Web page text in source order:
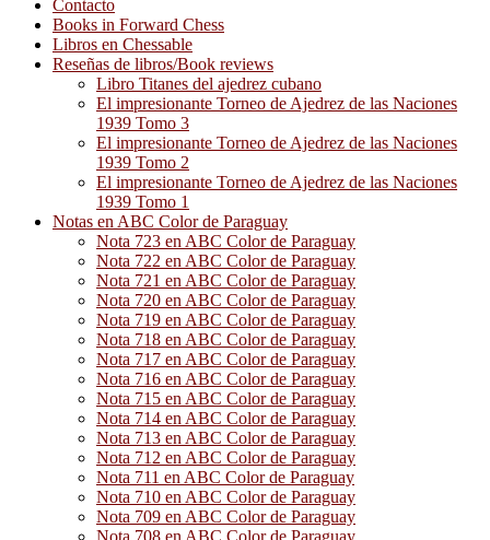
Contacto
Books in Forward Chess
Libros en Chessable
Reseñas de libros/Book reviews
Libro Titanes del ajedrez cubano
El impresionante Torneo de Ajedrez de las Naciones
1939 Tomo 3
El impresionante Torneo de Ajedrez de las Naciones
1939 Tomo 2
El impresionante Torneo de Ajedrez de las Naciones
1939 Tomo 1
Notas en ABC Color de Paraguay
Nota 723 en ABC Color de Paraguay
Nota 722 en ABC Color de Paraguay
Nota 721 en ABC Color de Paraguay
Nota 720 en ABC Color de Paraguay
Nota 719 en ABC Color de Paraguay
Nota 718 en ABC Color de Paraguay
Nota 717 en ABC Color de Paraguay
Nota 716 en ABC Color de Paraguay
Nota 715 en ABC Color de Paraguay
Nota 714 en ABC Color de Paraguay
Nota 713 en ABC Color de Paraguay
Nota 712 en ABC Color de Paraguay
Nota 711 en ABC Color de Paraguay
Nota 710 en ABC Color de Paraguay
Nota 709 en ABC Color de Paraguay
Nota 708 en ABC Color de Paraguay